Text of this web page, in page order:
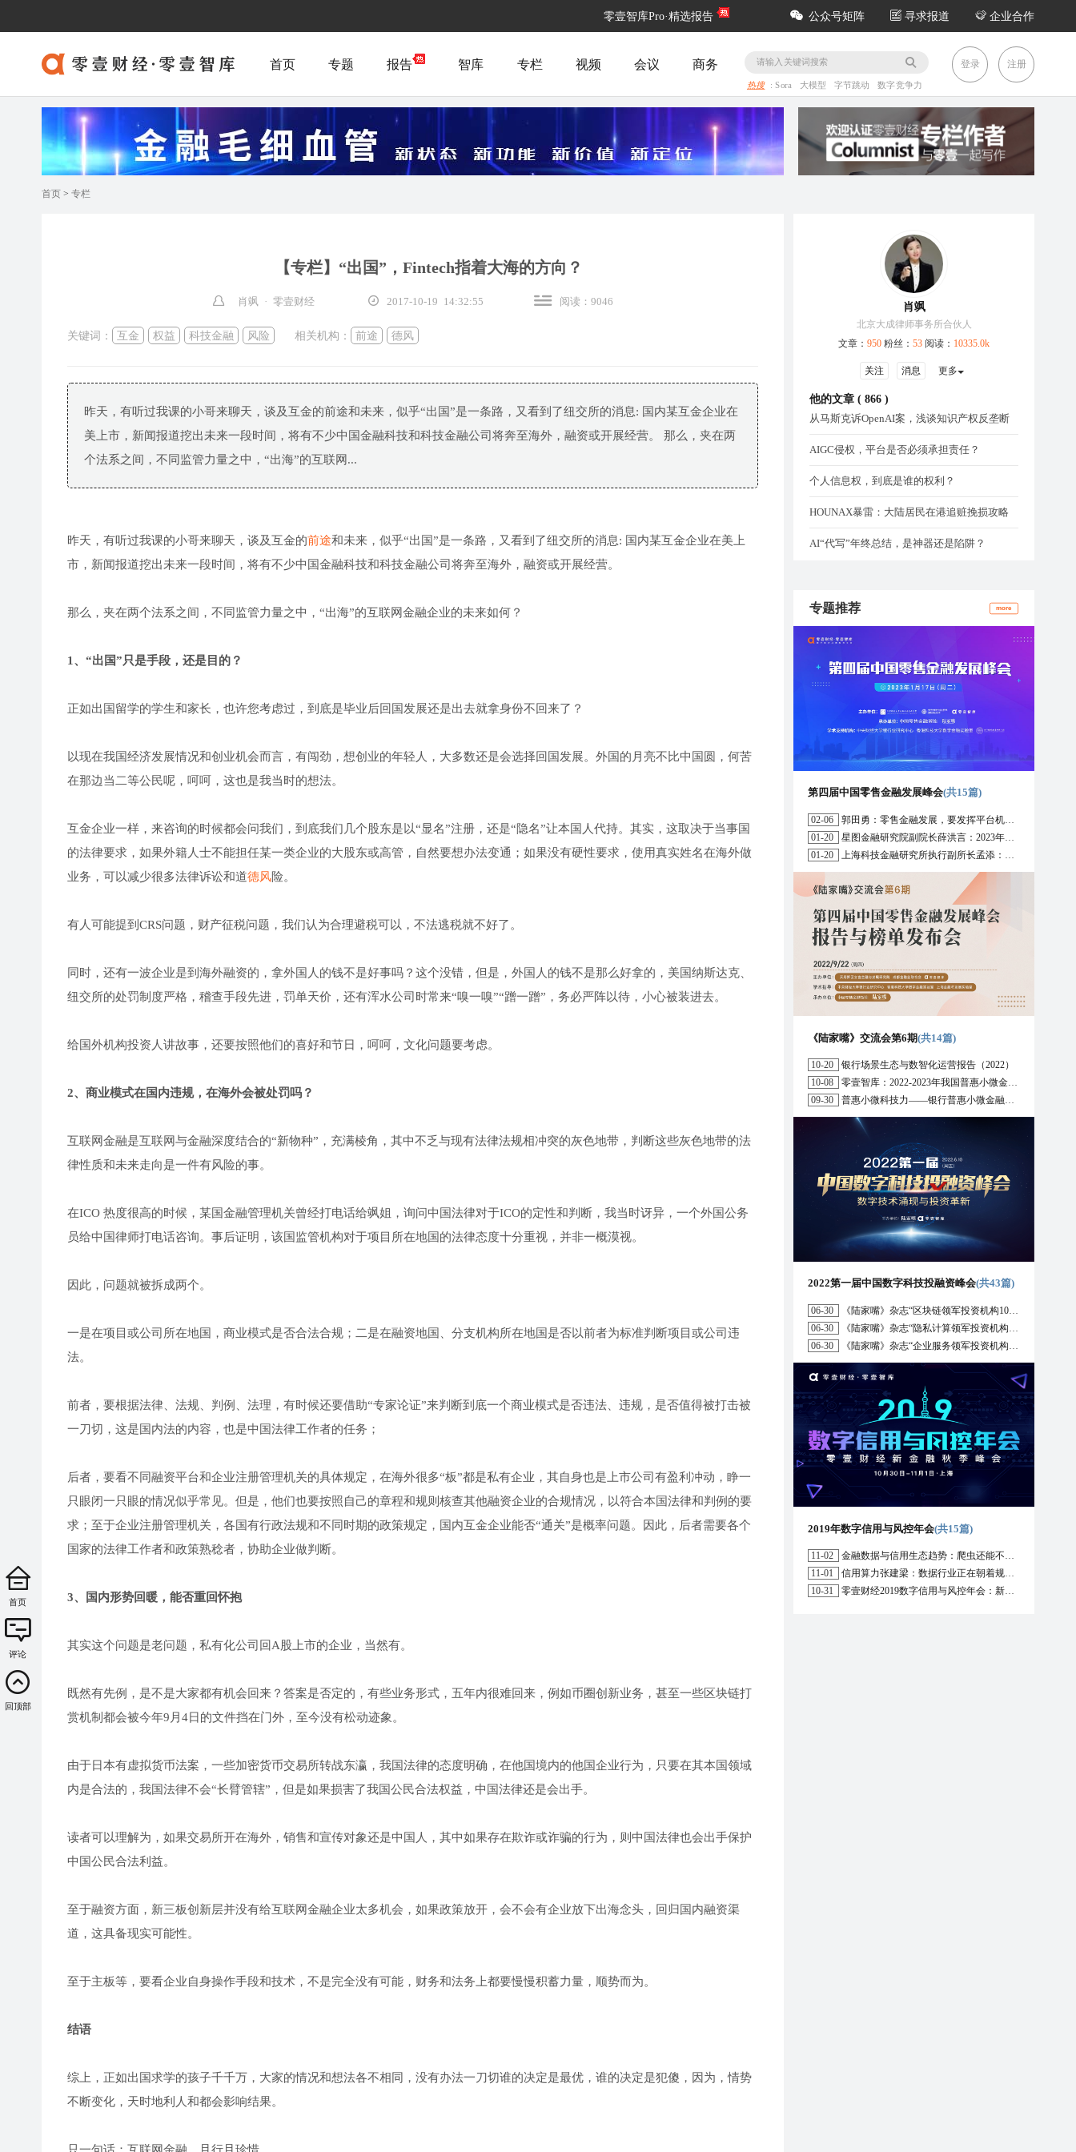
零壹智库Pro·精选报告 公众号矩阵 寻求报道 企业合作
首页 专题 报告 智库 专栏 视频 会议 商务
热搜 :Sora 大模型 字节跳动 数字竞争力
登录 注册
首页 > 专栏
【专栏】“出国”，Fintech指着大海的方向？
肖飒 · 零壹财经 2017-10-19 14:32:55 阅读：9046
关键词： 互金 权益 科技金融 风险 相关机构： 前途 德风
昨天，有听过我课的小哥来聊天，谈及互金的前途和未来，似乎“出国”是一条路，又看到了纽交所的消息: 国内某互金企业在
美上市，新闻报道挖出未来一段时间，将有不少中国金融科技和科技金融公司将奔至海外，融资或开展经营。 那么，夹在两
个法系之间，不同监管力量之中，“出海”的互联网...
昨天，有听过我课的小哥来聊天，谈及互金的前途和未来，似乎“出国”是一条路，又看到了纽交所的消息: 国内某互金企业在美上
市，新闻报道挖出未来一段时间，将有不少中国金融科技和科技金融公司将奔至海外，融资或开展经营。
那么，夹在两个法系之间，不同监管力量之中，“出海”的互联网金融企业的未来如何？
1、“出国”只是手段，还是目的？
正如出国留学的学生和家长，也许您考虑过，到底是毕业后回国发展还是出去就拿身份不回来了？
以现在我国经济发展情况和创业机会而言，有闯劲，想创业的年轻人，大多数还是会选择回国发展。外国的月亮不比中国圆，何苦
在那边当二等公民呢，呵呵，这也是我当时的想法。
互金企业一样，来咨询的时候都会问我们，到底我们几个股东是以“显名”注册，还是“隐名”让本国人代持。其实，这取决于当事国
的法律要求，如果外籍人士不能担任某一类企业的大股东或高管，自然要想办法变通；如果没有硬性要求，使用真实姓名在海外做
业务，可以减少很多法律诉讼和道德风险。
有人可能提到CRS问题，财产征税问题，我们认为合理避税可以，不法逃税就不好了。
同时，还有一波企业是到海外融资的，拿外国人的钱不是好事吗？这个没错，但是，外国人的钱不是那么好拿的，美国纳斯达克、
纽交所的处罚制度严格，稽查手段先进，罚单天价，还有浑水公司时常来“嗅一嗅”“蹭一蹭”，务必严阵以待，小心被装进去。
给国外机构投资人讲故事，还要按照他们的喜好和节日，呵呵，文化问题要考虑。
2、商业模式在国内违规，在海外会被处罚吗？
互联网金融是互联网与金融深度结合的“新物种”，充满棱角，其中不乏与现有法律法规相冲突的灰色地带，判断这些灰色地带的法
律性质和未来走向是一件有风险的事。
在ICO 热度很高的时候，某国金融管理机关曾经打电话给飒姐，询问中国法律对于ICO的定性和判断，我当时讶异，一个外国公务
员给中国律师打电话咨询。事后证明，该国监管机构对于项目所在地国的法律态度十分重视，并非一概漠视。
因此，问题就被拆成两个。
一是在项目或公司所在地国，商业模式是否合法合规；二是在融资地国、分支机构所在地国是否以前者为标准判断项目或公司违
法。
前者，要根据法律、法规、判例、法理，有时候还要借助“专家论证”来判断到底一个商业模式是否违法、违规，是否值得被打击被
一刀切，这是国内法的内容，也是中国法律工作者的任务；
后者，要看不同融资平台和企业注册管理机关的具体规定，在海外很多“板”都是私有企业，其自身也是上市公司有盈利冲动，睁一
只眼闭一只眼的情况似乎常见。但是，他们也要按照自己的章程和规则核查其他融资企业的合规情况，以符合本国法律和判例的要
求；至于企业注册管理机关，各国有行政法规和不同时期的政策规定，国内互金企业能否“通关”是概率问题。因此，后者需要各个
国家的法律工作者和政策熟稔者，协助企业做判断。
3、国内形势回暖，能否重回怀抱
其实这个问题是老问题，私有化公司回A股上市的企业，当然有。
既然有先例，是不是大家都有机会回来？答案是否定的，有些业务形式，五年内很难回来，例如币圈创新业务，甚至一些区块链打
赏机制都会被今年9月4日的文件挡在门外，至今没有松动迹象。
由于日本有虚拟货币法案，一些加密货币交易所转战东瀛，我国法律的态度明确，在他国境内的他国企业行为，只要在其本国领域
内是合法的，我国法律不会“长臂管辖”，但是如果损害了我国公民合法权益，中国法律还是会出手。
读者可以理解为，如果交易所开在海外，销售和宣传对象还是中国人，其中如果存在欺诈或诈骗的行为，则中国法律也会出手保护
中国公民合法利益。
至于融资方面，新三板创新层并没有给互联网金融企业太多机会，如果政策放开，会不会有企业放下出海念头，回归国内融资渠
道，这具备现实可能性。
至于主板等，要看企业自身操作手段和技术，不是完全没有可能，财务和法务上都要慢慢积蓄力量，顺势而为。
结语
综上，正如出国求学的孩子千千万，大家的情况和想法各不相同，没有办法一刀切谁的决定是最优，谁的决定是犯傻，因为，情势
不断变化，天时地利人和都会影响结果。
只一句话：互联网金融，且行且珍惜……
肖飒
北京大成律师事务所合伙人
文章： 950 粉丝： 53 阅读： 10335.0k
关注 消息 更多
他的文章 ( 866 )
从马斯克诉OpenAI案，浅谈知识产权反垄断
AIGC侵权，平台是否必须承担责任？
个人信息权，到底是谁的权利？
HOUNAX暴雷：大陆居民在港追赃挽损攻略
AI“代写”年终总结，是神器还是陷阱？
专题推荐 more
第四届中国零售金融发展峰会(共15篇)
02-06
郭田勇：零售金融发展，要发挥平台机构的作用
01-20
星图金融研究院副院长薛洪言：2023年消费信贷或迎来新起点
01-20
上海科技金融研究所执行副所长孟添：开放银行与嵌入式金融为数字普惠金融带来更大发展空间
《陆家嘴》交流会第6期(共14篇)
10-20
银行场景生态与数智化运营报告（2022）
10-08
零壹智库：2022-2023年我国普惠小微金融十大趋势展望
09-30
普惠小微科技力——银行普惠小微金融战略与科技解决方案研究报告（2022）
2022第一届中国数字科技投融资峰会(共43篇)
06-30
《陆家嘴》杂志“区块链领军投资机构10强”榜单正式发布
06-30
《陆家嘴》杂志“隐私计算领军投资机构10强”榜单正式发布
06-30
《陆家嘴》杂志“企业服务领军投资机构10强”榜单正式发布
2019年数字信用与风控年会(共15篇)
11-02
金融数据与信用生态趋势：爬虫还能不能用？区块链能解决哪些问题？
11-01
信用算力张建梁：数据行业正在朝着规范化方向演进，数据确权是数据开放的前提
10-31
零壹财经2019数字信用与风控年会：新形势下行业的机遇与挑战
首页
评论
回顶部